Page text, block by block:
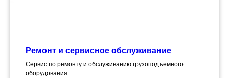
Ремонт и сервисное обслуживание
Сервис по ремонту и обслуживанию грузоподъемного
оборудования